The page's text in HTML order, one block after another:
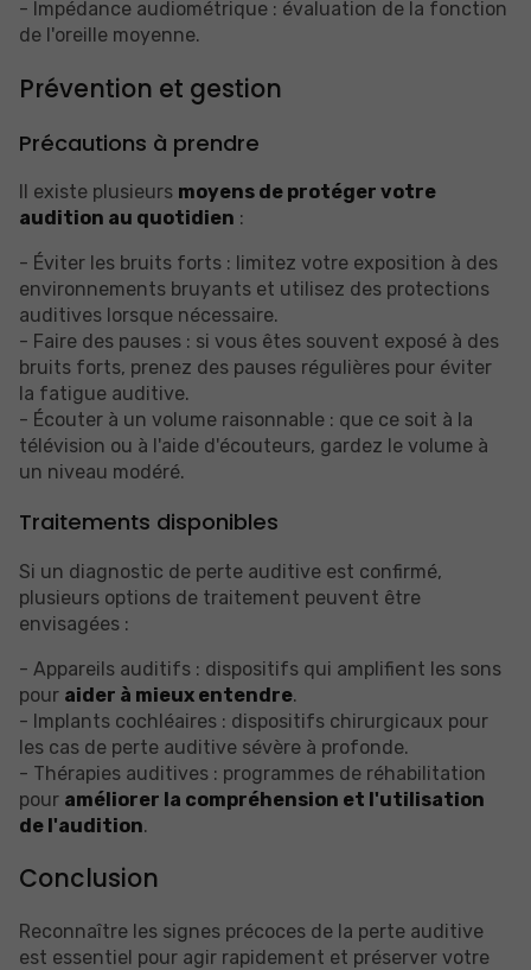
- Impédance audiométrique : évaluation de la fonction
de l'oreille moyenne.
Prévention et gestion
Précautions à prendre
Il existe plusieurs moyens de protéger votre
audition au quotidien :
- Éviter les bruits forts : limitez votre exposition à des
environnements bruyants et utilisez des protections
auditives lorsque nécessaire.
- Faire des pauses : si vous êtes souvent exposé à des
bruits forts, prenez des pauses régulières pour éviter
la fatigue auditive.
- Écouter à un volume raisonnable : que ce soit à la
télévision ou à l'aide d'écouteurs, gardez le volume à
un niveau modéré.
Traitements disponibles
Si un diagnostic de perte auditive est confirmé,
plusieurs options de traitement peuvent être
envisagées :
- Appareils auditifs : dispositifs qui amplifient les sons
pour aider à mieux entendre.
- Implants cochléaires : dispositifs chirurgicaux pour
les cas de perte auditive sévère à profonde.
- Thérapies auditives : programmes de réhabilitation
pour améliorer la compréhension et l'utilisation
de l'audition.
Conclusion
Reconnaître les signes précoces de la perte auditive
est essentiel pour agir rapidement et préserver votre